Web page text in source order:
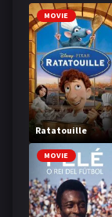
MOVIE
Ratatouille
MOVIE